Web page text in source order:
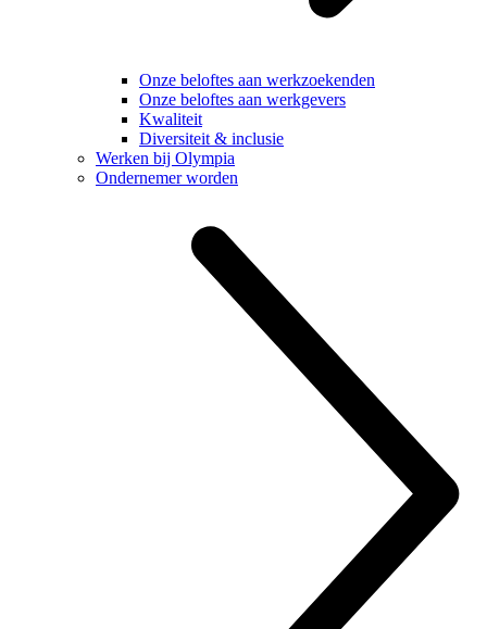
Onze beloftes aan werkzoekenden
Onze beloftes aan werkgevers
Kwaliteit
Diversiteit & inclusie
Werken bij Olympia
Ondernemer worden